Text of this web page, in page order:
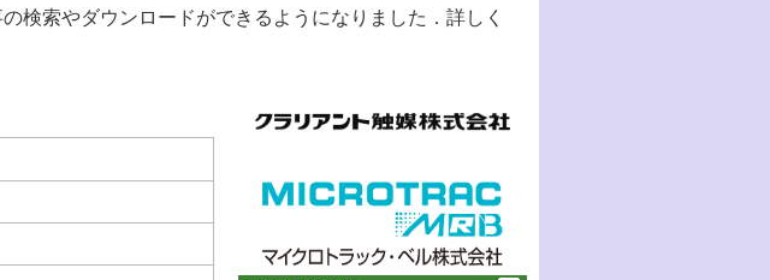
検索やダウンロードができるようになりました．詳しく